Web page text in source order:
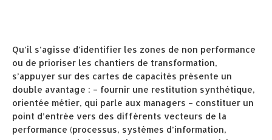
Qu’il s’agisse d’identifier les zones de non performance
ou de prioriser les chantiers de transformation,
s’appuyer sur des cartes de capacités présente un
double avantage : – fournir une restitution synthétique,
orientée métier, qui parle aux managers – constituer un
point d’entrée vers des différents vecteurs de la
performance (processus, systèmes d’information,